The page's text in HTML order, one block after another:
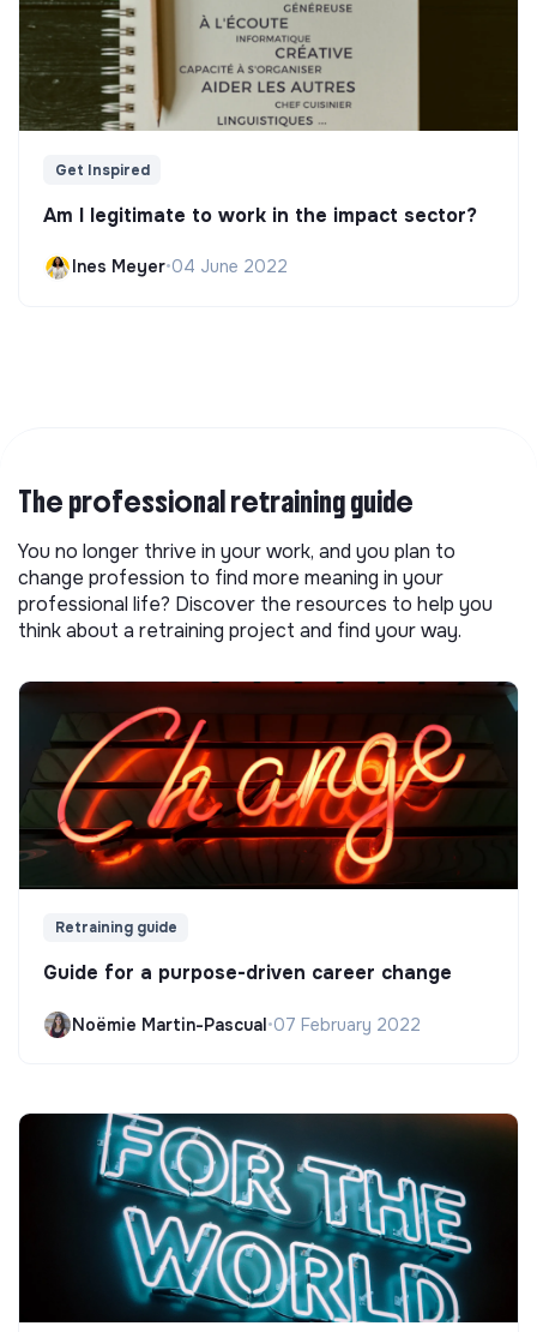
Get Inspired
Am I legitimate to work in the impact sector?
Ines Meyer•04 June 2022
The professional retraining guide
You no longer thrive in your work, and you plan to
change profession to find more meaning in your
professional life? Discover the resources to help you
think about a retraining project and find your way.
Retraining guide
Guide for a purpose-driven career change
Noëmie Martin-Pascual•07 February 2022